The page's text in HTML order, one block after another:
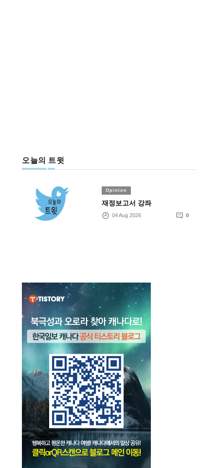
오늘의 트윗
Opinion
재정보고서 강좌
04 Aug 2026 0